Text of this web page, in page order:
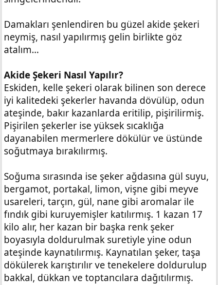
Damakları şenlendiren bu güzel akide şekeri
neymiş, nasıl yapılırmış gelin birlikte göz
atalım…
Akide Şekeri Nasıl Yapılır?
Eskiden, kelle şekeri olarak bilinen son derece
iyi kalitedeki şekerler havanda dövülüp, odun
ateşinde, bakır kazanlarda eritilip, pişirilirmiş.
Pişirilen şekerler ise yüksek sıcaklığa
dayanabilen mermerlere dökülür ve üstünde
soğutmaya bırakılırmış.
Soğuma sırasında ise şeker ağdasına gül suyu,
bergamot, portakal, limon, vişne gibi meyve
usareleri, tarçın, gül, nane gibi aromalar ile
fındık gibi kuruyemişler katılırmış. 1 kazan 17
kilo alır, her kazan bir başka renk şeker
boyasıyla doldurulmak suretiyle yine odun
ateşinde kaynatılırmış. Kaynatılan şeker, taşa
dökülerek karıştırılır ve tenekelere doldurulup
bakkal, dükkan ve toptancılara dağıtılırmış.